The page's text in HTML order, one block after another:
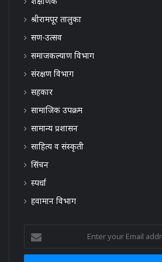
श्रीरामपूर तालुका
सण-उत्सव
समाजकल्याण विभाग
संरक्षण विभाग
सहकार
सामाजिक उपक्रम
सामान्य प्रशासन
साहित्य व संस्कृती
सिंचन
स्पर्धा
हवामान विभाग
your
Email